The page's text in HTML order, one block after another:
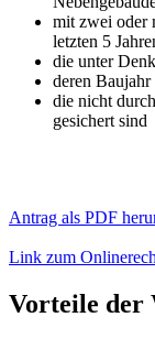
mit zwei oder
letzten 5
die unter
deren Baujahr
die nicht
gesichert sind
Antrag als PDF
Link zum
Vorteile der